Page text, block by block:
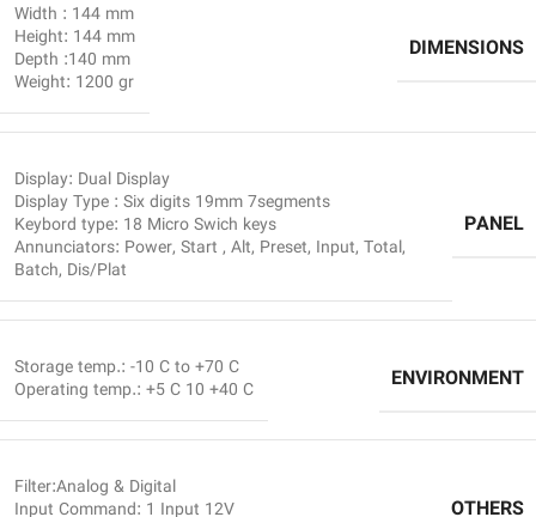
DIMENSIONS
Width : 144 mm
Height: 144 mm
Depth :140 mm
Weight: 1200 gr
PANEL
Display: Dual Display
Display Type : Six digits 19mm 7segments
Keybord type: 18 Micro Swich keys
Annunciators: Power, Start , Alt, Preset, Input, Total,
Batch, Dis/Plat
ENVIRONMENT
Storage temp.: -10 C to +70 C
Operating temp.: +5 C 10 +40 C
OTHERS
Filter:Analog & Digital
Input Command: 1 Input 12V